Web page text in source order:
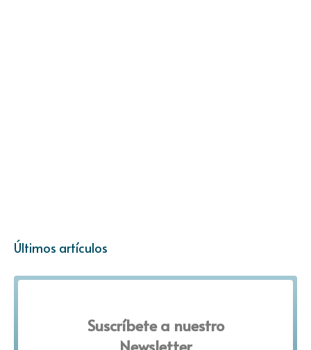
Últimos artículos
Suscríbete a nuestro